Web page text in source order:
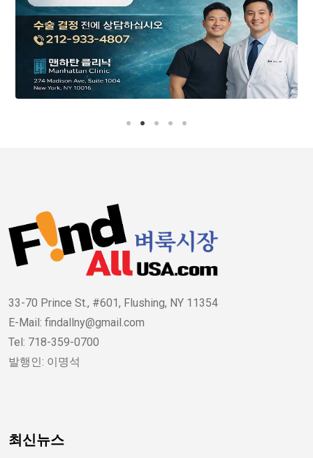
33-70 Prince St., #601, Flushing, NY 11354
E-Mail: findallny@gmail.com
Tel: 718-359-0700
발행인: 이명석
최신뉴스